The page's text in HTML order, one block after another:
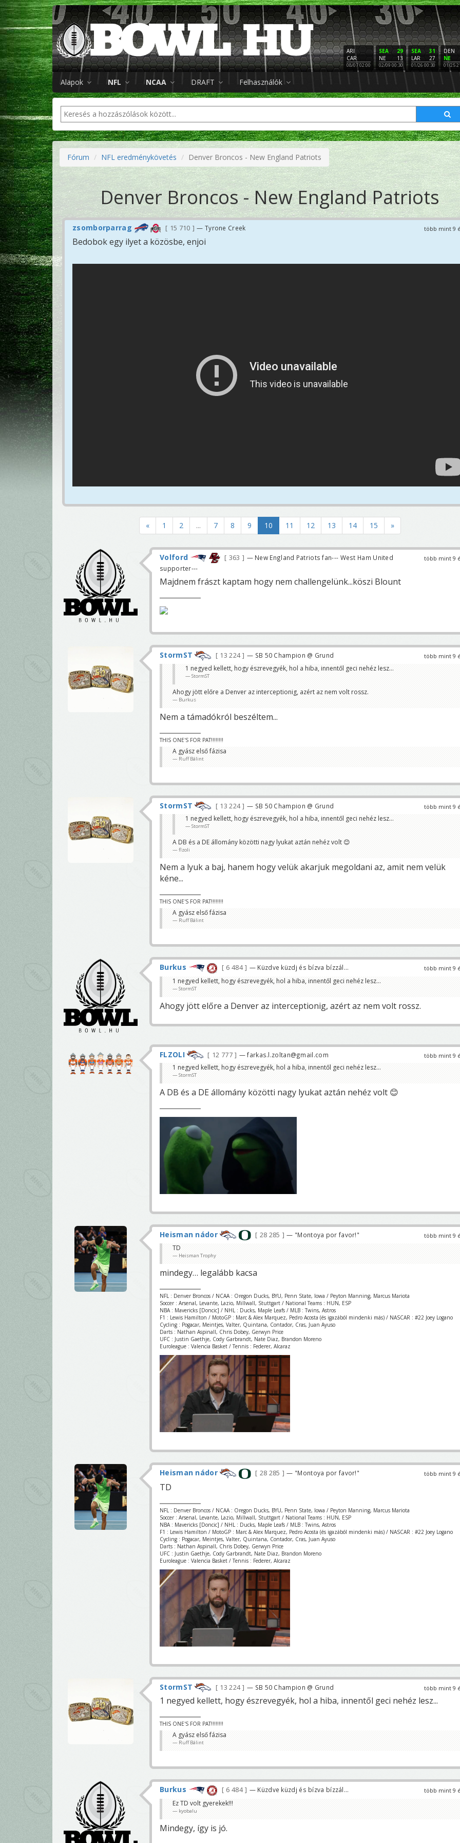
ARI
CAR
08/07 02:00
29
SEA
13
NE
02/09 00:30
31
SEA
27
LAR
01/26 00:30
DEN
NE
01/25
Alapok NFL NCAA DRAFT Felhasználók
Fórum NFL eredménykövetés Denver Broncos - New England Patriots
Denver Broncos - New England Patriots
több mint 9
zsomborparrag 15 710 — Tyrone Creek
Bedobok egy ilyet a közösbe, enjoi
« 1 2 ... 7 8 9 10 11 12 13 14 15 »
több mint 9
Volford 363
— New England Patriots fan--- West Ham United
supporter---
Majdnem frászt kaptam hogy nem challengelünk...köszi Blount
több mint 9
StormST 13 224 — SB 50 Champion @ Grund
1 negyed kellett, hogy észrevegyék, hol a hiba, innentől geci nehéz lesz...
StormST
Ahogy jött előre a Denver az interceptionig, azért az nem volt rossz.
Burkus
Nem a támadókról beszéltem...
THIS ONE'S FOR PAT!!!!!!!!
A gyász első fázisa
Ruff Bálint
több mint 9
StormST 13 224 — SB 50 Champion @ Grund
1 negyed kellett, hogy észrevegyék, hol a hiba, innentől geci nehéz lesz...
StormST
A DB és a DE állomány közötti nagy lyukat aztán nehéz volt 😊
flzoli
Nem a lyuk a baj, hanem hogy velük akarjuk megoldani az, amit nem velük
kéne...
THIS ONE'S FOR PAT!!!!!!!!
A gyász első fázisa
Ruff Bálint
több mint 9
Burkus 6 484 — Küzdve küzdj és bízva bízzál...
1 negyed kellett, hogy észrevegyék, hol a hiba, innentől geci nehéz lesz...
StormST
Ahogy jött előre a Denver az interceptionig, azért az nem volt rossz.
több mint 9
FLZOLI 12 777 — farkas.l.zoltan@gmail.com
1 negyed kellett, hogy észrevegyék, hol a hiba, innentől geci nehéz lesz...
StormST
A DB és a DE állomány közötti nagy lyukat aztán nehéz volt 😊
több mint 9
Heisman nádor 28 285 — "Montoya por favor!"
TD
Heisman Trophy
mindegy… legalább kacsa
NFL : Denver Broncos / NCAA : Oregon Ducks, BYU, Penn State, Iowa / Peyton Manning, Marcus Mariota
Soccer : Arsenal, Levante, Lazio, Millwall, Stuttgart / National Teams : HUN, ESP
NBA : Mavericks [Doncic] / NHL : Ducks, Maple Leafs / MLB : Twins, Astros
F1 : Lewis Hamilton / MotoGP : Marc & Alex Marquez, Pedro Acosta (és igazából mindenki más) / NASCAR : #22 Joey Logano
Cycling : Pogacar, Meintjes, Valter, Quintana, Contador, Cras, Juan Ayuso
Darts : Nathan Aspinall, Chris Dobey, Gerwyn Price
UFC : Justin Gaethje, Cody Garbrandt, Nate Diaz, Brandon Moreno
Euroleague : Valencia Basket / Tennis : Federer, Alcaraz
több mint 9
Heisman nádor 28 285 — "Montoya por favor!"
TD
NFL : Denver Broncos / NCAA : Oregon Ducks, BYU, Penn State, Iowa / Peyton Manning, Marcus Mariota
Soccer : Arsenal, Levante, Lazio, Millwall, Stuttgart / National Teams : HUN, ESP
NBA : Mavericks [Doncic] / NHL : Ducks, Maple Leafs / MLB : Twins, Astros
F1 : Lewis Hamilton / MotoGP : Marc & Alex Marquez, Pedro Acosta (és igazából mindenki más) / NASCAR : #22 Joey Logano
Cycling : Pogacar, Meintjes, Valter, Quintana, Contador, Cras, Juan Ayuso
Darts : Nathan Aspinall, Chris Dobey, Gerwyn Price
UFC : Justin Gaethje, Cody Garbrandt, Nate Diaz, Brandon Moreno
Euroleague : Valencia Basket / Tennis : Federer, Alcaraz
több mint 9
StormST 13 224 — SB 50 Champion @ Grund
1 negyed kellett, hogy észrevegyék, hol a hiba, innentől geci nehéz lesz...
THIS ONE'S FOR PAT!!!!!!!!
A gyász első fázisa
Ruff Bálint
több mint 9
Burkus 6 484 — Küzdve küzdj és bízva bízzál...
Ez TD volt gyerekek!!!
kyobalu
Mindegy, így is jó.